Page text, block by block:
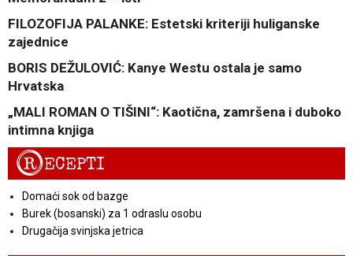
FILOZOFIJA PALANKE: Estetski kriteriji huliganske
zajednice
BORIS DEŽULOVIĆ: Kanye Westu ostala je samo
Hrvatska
„MALI ROMAN O TIŠINI“: Kaotična, zamršena i duboko
intimna knjiga
RECEPTI
Domaći sok od bazge
Burek (bosanski) za 1 odraslu osobu
Drugačija svinjska jetrica